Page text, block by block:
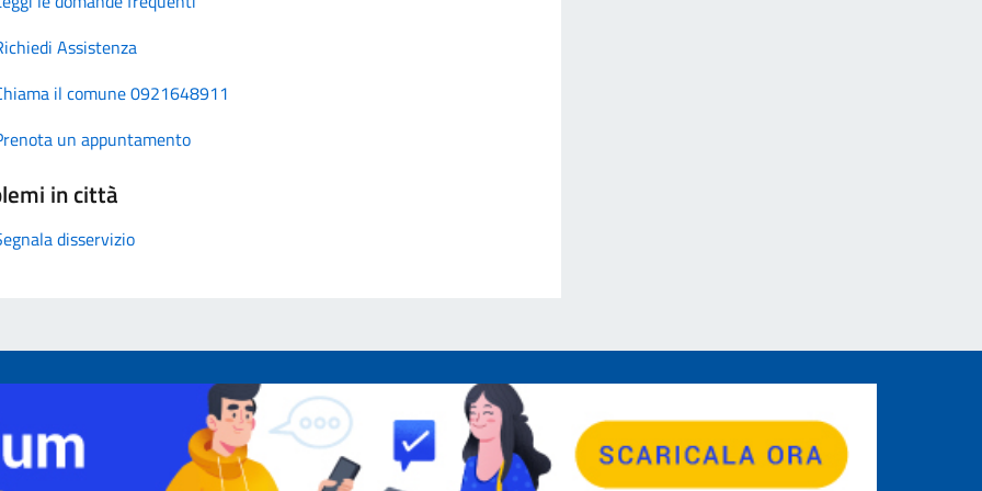
Assistenza
il comune 0921648911
un appuntamento
in città
disservizio